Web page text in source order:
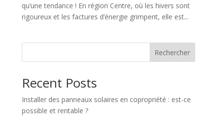
qu’une tendance ! En région Centre, où les hivers sont
rigoureux et les factures d’énergie grimpent, elle est...
Rechercher
Recent Posts
Installer des panneaux solaires en copropriété : est-ce
possible et rentable ?